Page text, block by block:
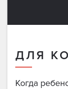
ДЛЯ
Когда